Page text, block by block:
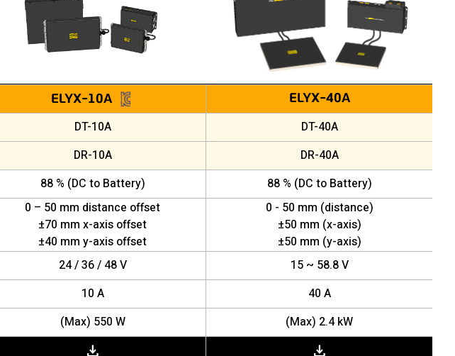
ELYX-10A ELYX-40A
DT-10A
DT-40A
DR-10A
DR-40A
88 % (DC to Battery) 88 % (DC to Battery)
0 – 50 mm distance offset
±70 mm x-axis offset
±40 mm y-axis offset
0 - 50 mm (distance)
±50 mm (x-axis)
±50 mm (y-axis)
24 / 36 / 48 V
15 ~ 58.8 V
10 A
40 A
(Max) 550 W
(Max) 2.4 kW
download download